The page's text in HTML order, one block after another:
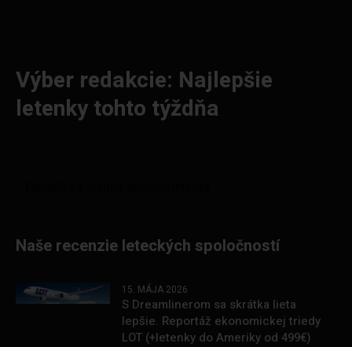
Výber redakcie: Najlepšie
letenky tohto týždňa
Naše recenzie leteckých spoločností
15. MÁJA 2026
S Dreamlinerom sa skrátka lieta
lepšie. Reportáž ekonomickej triedy
LOT (+letenky do Ameriky od 499€)